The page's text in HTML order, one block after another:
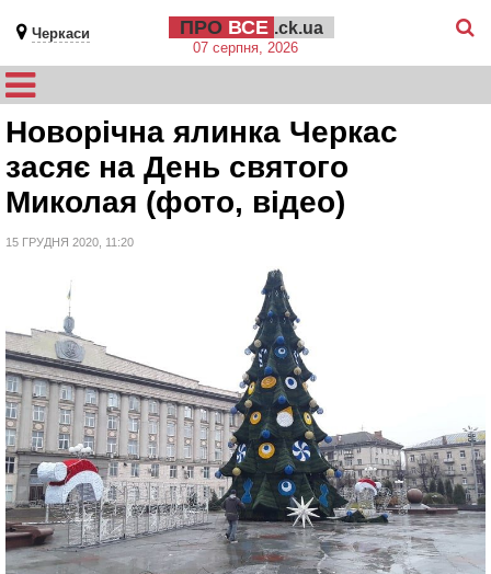
Черкаси ПРО ВСЕ .ck.ua
07 серпня, 2026
Новорічна ялинка Черкас
засяє на День святого
Миколая (фото, відео)
15 ГРУДНЯ 2020, 11:20